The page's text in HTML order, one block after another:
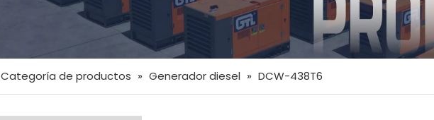
Categoría de productos » Generador diesel » DCW-438T6